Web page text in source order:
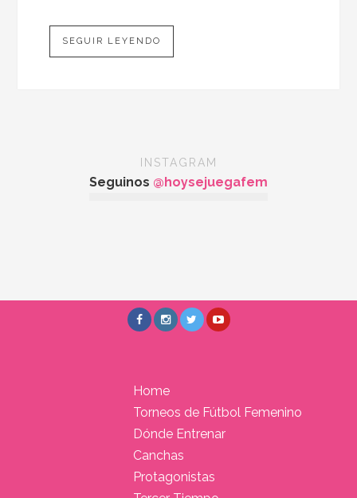
SEGUIR LEYENDO
INSTAGRAM
Seguinos @hoysejuegafem
Home
Torneos de Fútbol Femenino
Dónde Entrenar
Canchas
Protagonistas